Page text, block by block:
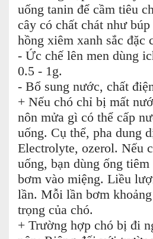
uống tanin để cầm tiêu
cây có chất chát như
hồng xiêm xanh sắc đặc
- Ức chế lên men dùng
0.5 - 1g.
- Bổ sung nước, chất
+ Nếu chó chỉ bị mất
nôn mửa gì có thể cấp
uống. Cụ thể, pha dung
Electrolyte, ozerol. Nếu
uống, bạn dùng ống
bơm vào miệng. Liều
lần. Mỗi lần bơm
trọng của chó.
+ Trường hợp chó bị đi